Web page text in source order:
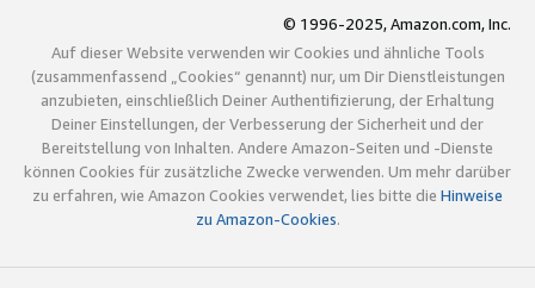
© 1996-2025, Amazon.com, Inc.
Auf dieser Website verwenden wir Cookies und ähnliche Tools
(zusammenfassend „Cookies“ genannt) nur, um Dir Dienstleistungen
anzubieten, einschließlich Deiner Authentifizierung, der Erhaltung
Deiner Einstellungen, der Verbesserung der Sicherheit und der
Bereitstellung von Inhalten. Andere Amazon-Seiten und -Dienste
können Cookies für zusätzliche Zwecke verwenden. Um mehr darüber
zu erfahren, wie Amazon Cookies verwendet, lies bitte die Hinweise
zu Amazon-Cookies.